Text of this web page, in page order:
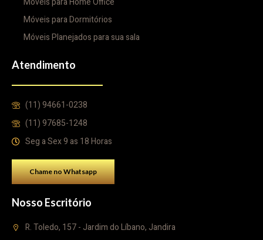
Móveis para Dormitórios
Móveis Planejados para sua sala
Atendimento
(11) 94661-0238
(11) 97685-1248
Seg a Sex 9 as 18 Horas
Chame no Whatsapp
Nosso Escritório
R. Toledo, 157 - Jardim do Líbano, Jandira